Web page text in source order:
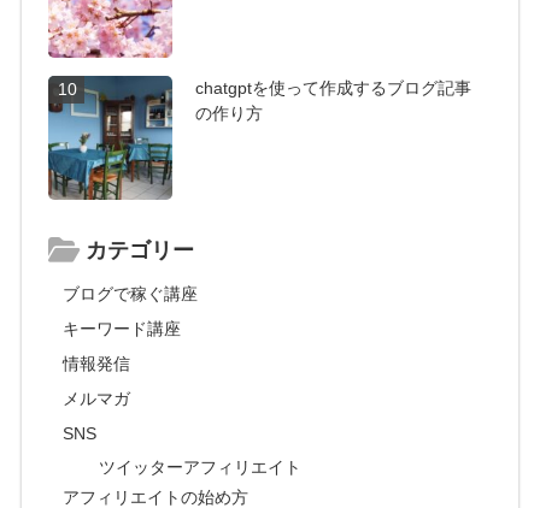
10
chatgptを使って作成するブログ記事
の作り方
カテゴリー
ブログで稼ぐ講座
キーワード講座
情報発信
メルマガ
SNS
ツイッターアフィリエイト
アフィリエイトの始め方